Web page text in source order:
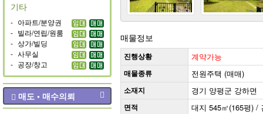
기타
- 아파트/분양권
- 빌라/연립/원룸
- 상가/빌딩
- 사무실
- 공장/창고
매도 • 매수의뢰
매물정보
진행상황 계약가능
매물종류 전원주택 (매매)
소재지 경기 양평군 강하면
면적 대지 545㎡(165평) /